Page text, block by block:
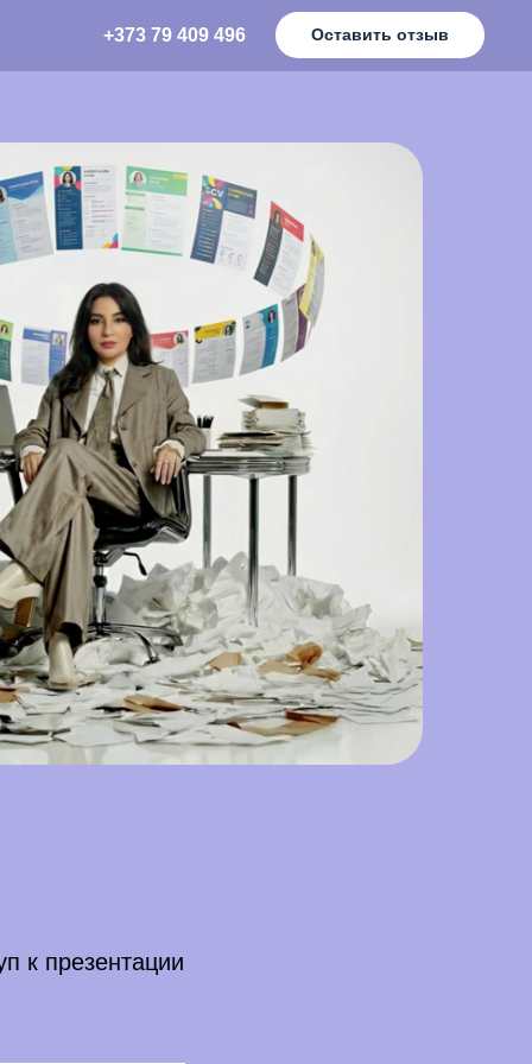
+373 79 409 496 Оставить отзыв
к презентации